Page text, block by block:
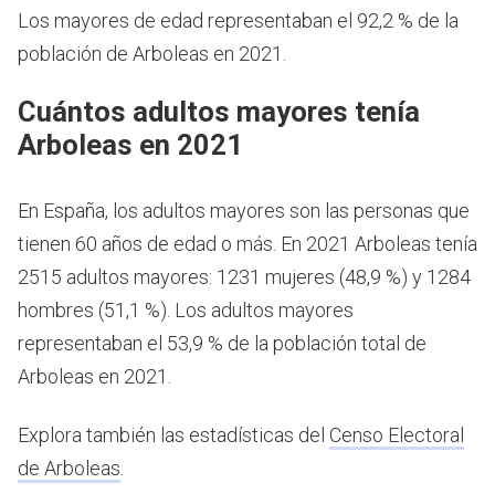
Los mayores de edad representaban el 92,2 % de la
población de Arboleas en 2021.
Cuántos adultos mayores tenía
Arboleas en 2021
En España, los adultos mayores son las personas que
tienen 60 años de edad o más. En 2021 Arboleas tenía
2515 adultos mayores: 1231 mujeres (48,9 %) y 1284
hombres (51,1 %). Los adultos mayores
representaban el 53,9 % de la población total de
Arboleas en 2021.
Explora también las estadísticas del Censo Electoral
de Arboleas